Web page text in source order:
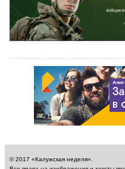
© 2017 «Калужская неделя».